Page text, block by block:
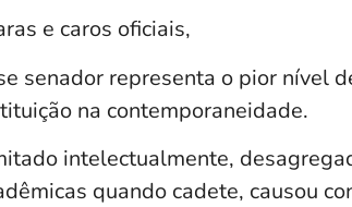
e caros oficiais,
senador representa o pior nível
na contemporaneidade.
intelectualmente,
quando cadete, causou